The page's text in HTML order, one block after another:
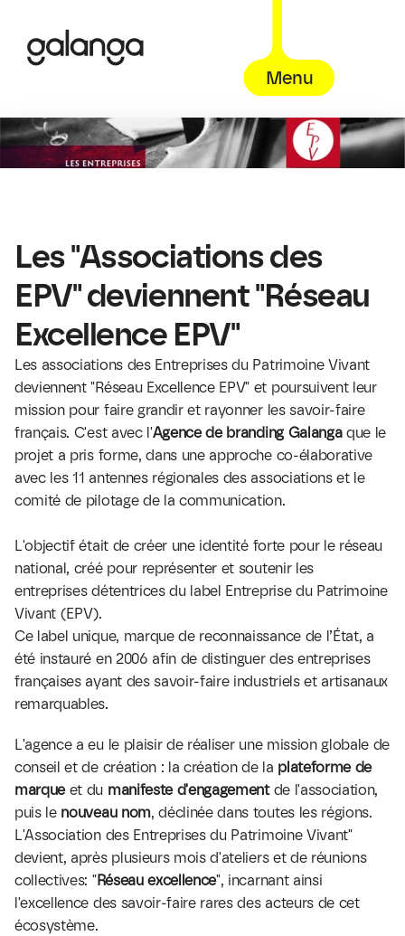
Menu
Les "Associations des
EPV" deviennent "Réseau
Excellence EPV"
Les associations des Entreprises du Patrimoine Vivant
deviennent "Réseau Excellence EPV" et poursuivent leur
mission pour faire grandir et rayonner les savoir-faire
français. C'est avec l'Agence de branding Galanga que le
projet a pris forme, dans une approche co-élaborative
avec les 11 antennes régionales des associations et le
comité de pilotage de la communication.
L'objectif était de créer une identité forte pour le réseau
national, créé pour représenter et soutenir les
entreprises détentrices du label Entreprise du Patrimoine
Vivant (EPV).
Ce label unique, marque de reconnaissance de l’État, a
été instauré en 2006 afin de distinguer des entreprises
françaises ayant des savoir-faire industriels et artisanaux
remarquables.
L'agence a eu le plaisir de réaliser une mission globale de
conseil et de création : la création de la plateforme de
marque et du manifeste d'engagement de l'association,
puis le nouveau nom, déclinée dans toutes les régions.
L'Association des Entreprises du Patrimoine Vivant"
devient, après plusieurs mois d'ateliers et de réunions
collectives: "Réseau excellence", incarnant ainsi
l'excellence des savoir-faire rares des acteurs de cet
écosystème.